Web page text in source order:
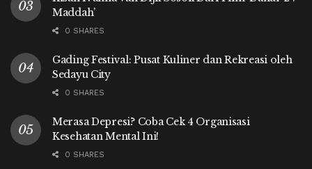
Maddah’
0 SHARES
Gading Festival: Pusat Kuliner dan Rekreasi oleh
Sedayu City
0 SHARES
Merasa Depresi? Coba Cek 4 Organisasi
Kesehatan Mental Ini!
0 SHARES